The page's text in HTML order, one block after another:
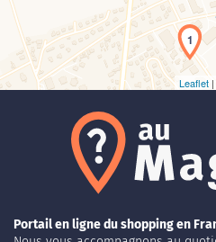
1
Leaflet
Portail en ligne du shopping en